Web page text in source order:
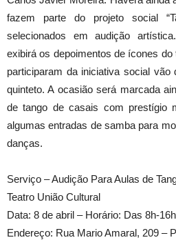
fazem parte do projeto social
selecionados em audição
exibirá os depoimentos de ícones
participaram da iniciativa social
quinteto. A ocasião será marcada
de tango de casais com prestígio
algumas entradas de samba para
danças.
Serviço – Audição Para Aulas de
Teatro União Cultural
Data: 8 de abril – Horário: Das 8h-16h
Endereço: Rua Mario Amaral, 209 –